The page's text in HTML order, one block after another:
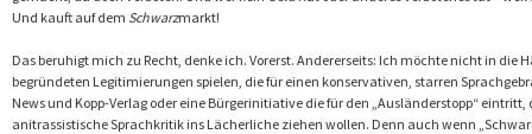
Und kauft auf dem Schwarzmarkt!
Das beruhigt mich zu Recht, denke ich. Vorerst. Andererseits: Ich möchte nicht in die
begründeten Legitimierungen spielen, die für einen konservativen, starren
News und Kopp-Verlag oder eine Bürgerinitiative die für den „Ausländerstopp“
anitrassistische Sprachkritik ins Lächerliche ziehen wollen. Denn auch wenn